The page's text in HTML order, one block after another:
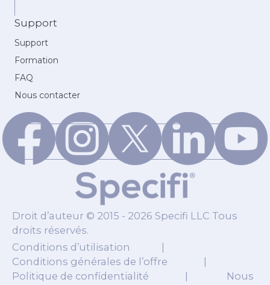
Support
Support
Formation
FAQ
Nous contacter
Droit d’auteur © 2015 - 2026 Specifi LLC Tous
droits réservés.
Conditions d’utilisation |
Conditions générales de l’offre |
Politique de confidentialité | Nous